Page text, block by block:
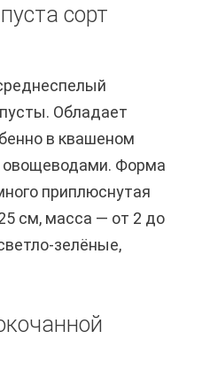
сорт
Обладает
в квашеном
овощеводами. Форма
приплюснутая
см, масса — от 2 до
зелёные,